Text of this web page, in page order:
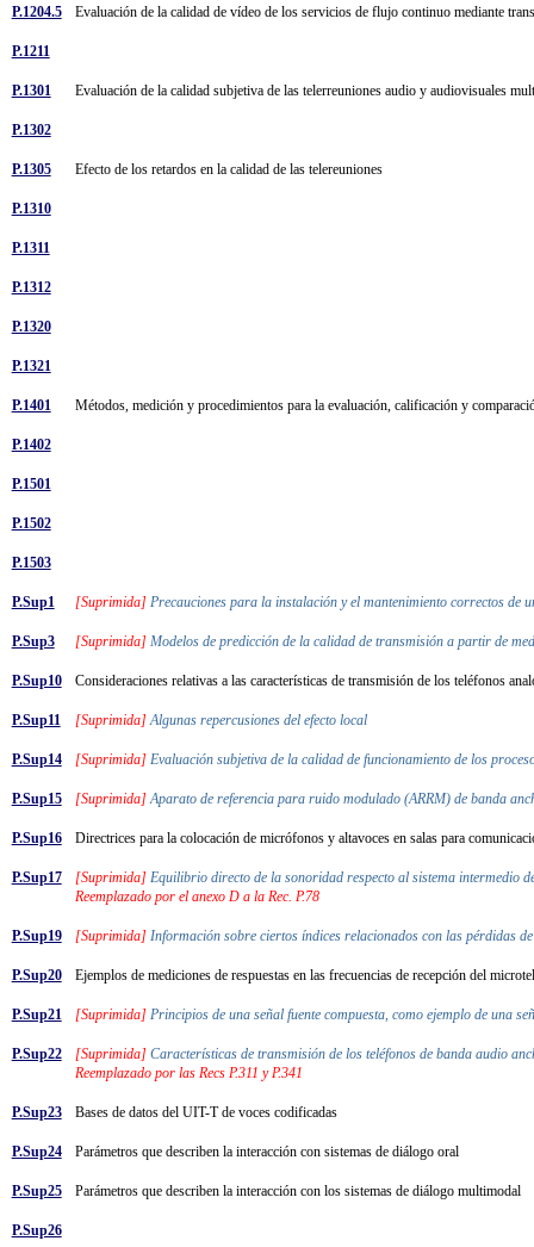
P.1204.5 Evaluación de la calidad de vídeo de los servicios de flujo continuo mediante
P.1211
P.1301 Evaluación de la calidad subjetiva de las telerreuniones audio y audiovisuales
P.1302
P.1305 Efecto de los retardos en la calidad de las telereuniones
P.1310
P.1311
P.1312
P.1320
P.1321
P.1401 Métodos, medición y procedimientos para la evaluación, calificación y
P.1402
P.1501
P.1502
P.1503
P.Sup1 [Suprimida] Precauciones para la instalación y el mantenimiento correctos de
P.Sup3 [Suprimida] Modelos de predicción de la calidad de transmisión a partir de
P.Sup10 Consideraciones relativas a las características de transmisión de los teléfonos
P.Sup11 [Suprimida] Algunas repercusiones del efecto local
P.Sup14 [Suprimida] Evaluación subjetiva de la calidad de funcionamiento de los
P.Sup15 [Suprimida] Aparato de referencia para ruido modulado (ARRM) de banda
P.Sup16 Directrices para la colocación de micrófonos y altavoces en salas para
P.Sup17 [Suprimida] Equilibrio directo de la sonoridad respecto al sistema intermedio
Reemplazado por el anexo D a la Rec. P.78
P.Sup19 [Suprimida] Información sobre ciertos índices relacionados con las pérdidas
P.Sup20 Ejemplos de mediciones de respuestas en las frecuencias de recepción del
P.Sup21 [Suprimida] Principios de una señal fuente compuesta, como ejemplo de una
P.Sup22 [Suprimida] Características de transmisión de los teléfonos de banda audio
Reemplazado por las Recs P.311 y P.341
P.Sup23 Bases de datos del UIT-T de voces codificadas
P.Sup24 Parámetros que describen la interacción con sistemas de diálogo oral
P.Sup25 Parámetros que describen la interacción con los sistemas de diálogo multimodal
P.Sup26